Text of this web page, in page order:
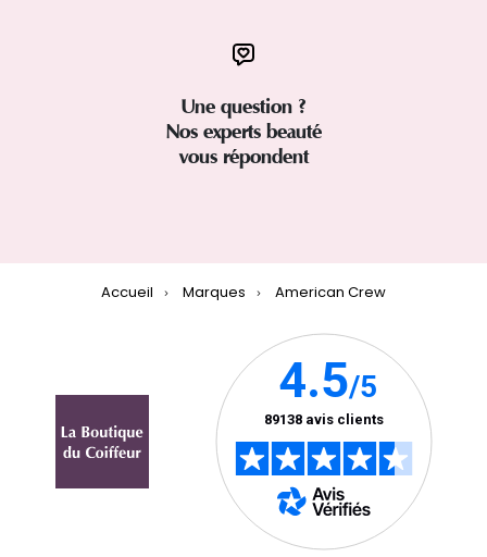
Une question ?
Nos experts beauté
vous répondent
Accueil Marques American Crew